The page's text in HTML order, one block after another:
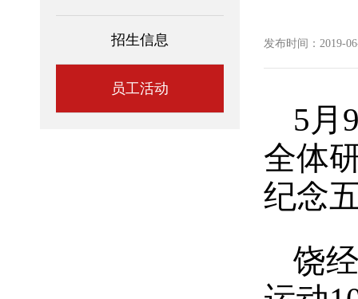
招生信息
员工活动
发布时间：2019-
5月
全体
纪念
饶